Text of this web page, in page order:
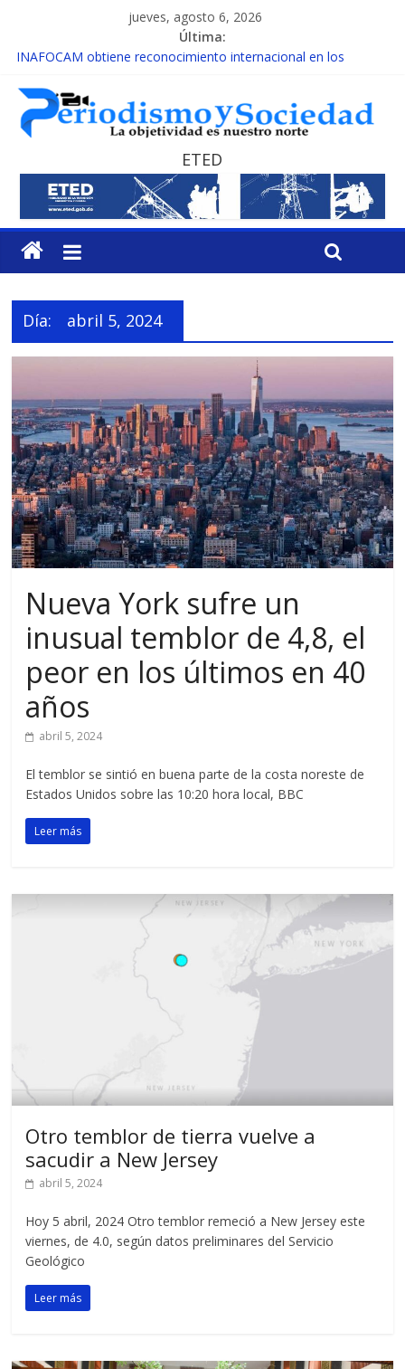
jueves, agosto 6, 2026
Última:
INAFOCAM obtiene reconocimiento internacional en los
15 de febrero de cada año es Día Nacional de la lucha contra el
cáncer infantil
EL ENFOQUE UNILATERAL DE LA COALICIÓN
MESCyT y Universidad Albizu apoyarán rehabilitación de
reclusos
MESCyT presenta calendario de Consulta Nacional por la
Educación
ETED
Día: abril 5, 2024
Nueva York sufre un
inusual temblor de 4,8, el
peor en los últimos en 40
años
abril 5, 2024
El temblor se sintió en buena parte de la costa noreste de
Estados Unidos sobre las 10:20 hora local, BBC
Leer más
Otro temblor de tierra vuelve a
sacudir a New Jersey
abril 5, 2024
Hoy 5 abril, 2024 Otro temblor remeció a New Jersey este
viernes, de 4.0, según datos preliminares del Servicio
Geológico
Leer más